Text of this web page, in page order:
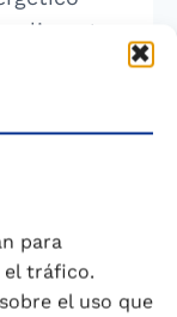
para
el tráfico.
el uso que
alimentos
y se
fruta,
2019,
día.